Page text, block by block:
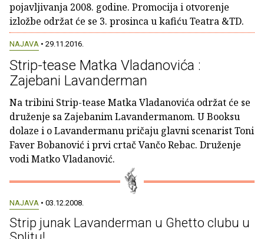
pojavljivanja 2008. godine. Promocija i otvorenje
izložbe održat će se 3. prosinca u kafiću Teatra &TD.
NAJAVA • 29.11.2016.
Strip-tease Matka Vladanovića :
Zajebani Lavanderman
Na tribini Strip-tease Matka Vladanovića održat će se
druženje sa Zajebanim Lavandermanom. U Booksu
dolaze i o Lavandermanu pričaju glavni scenarist Toni
Faver Bobanović i prvi crtač Vančo Rebac. Druženje
vodi Matko Vladanović.
NAJAVA • 03.12.2008.
Strip junak Lavanderman u Ghetto clubu u